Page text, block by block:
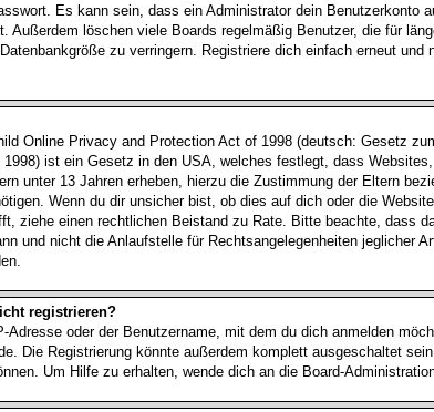
Es kann sein, dass ein Administrator dein Benutzerkonto
Außerdem löschen viele Boards regelmäßig Benutzer, die für
zu verringern. Registriere dich einfach erneut und
Online Privacy and Protection Act of 1998 (deutsch: Gesetz
ist ein Gesetz in den USA, welches festlegt, dass
unter 13 Jahren erheben, hierzu die Zustimmung der Eltern
Wenn du dir unsicher bist, ob dies auf dich oder die
ziehe einen rechtlichen Beistand zu Rate. Bitte beachte, dass
und nicht die Anlaufstelle für Rechtsangelegenheiten jeglicher
registrieren?
Adresse oder der Benutzername, mit dem du dich anmelden
Die Registrierung könnte außerdem komplett ausgeschaltet
Um Hilfe zu erhalten, wende dich an die Board-